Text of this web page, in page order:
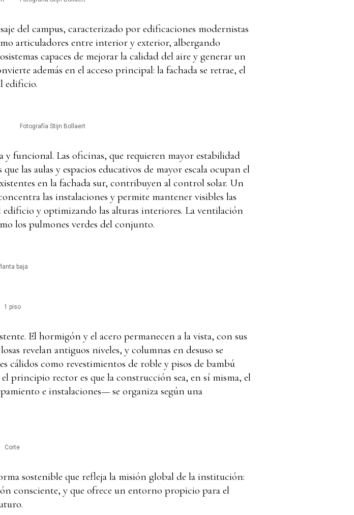
del campus, caracterizado por edificaciones modernistas
articuladores entre interior y exterior, albergando
capaces de mejorar la calidad del aire y generar un
además en el acceso principal: la fachada se retrae, el
edificio.
Fotografía Stijn Bollaert
funcional. Las oficinas, que requieren mayor estabilidad
las aulas y espacios educativos de mayor escala ocupan el
en la fachada sur, contribuyen al control solar. Un
las instalaciones y permite mantener visibles las
y optimizando las alturas interiores. La ventilación
los pulmones verdes del conjunto.
baja
1 piso
El hormigón y el acero permanecen a la vista, con sus
revelan antiguos niveles, y columnas en desuso se
cálidos como revestimientos de roble y pisos de bambú
principio rector es que la construcción sea, en sí misma, el
e instalaciones— se organiza según una
Corte
sostenible que refleja la misión global de la institución:
consciente, y que ofrece un entorno propicio para el